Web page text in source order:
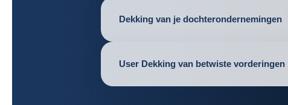
Dekking van je dochterondernemingen
User Dekking van betwiste vorderingen